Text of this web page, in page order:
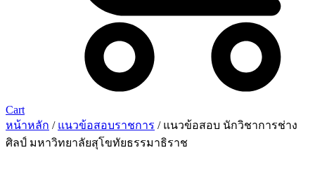
Cart
หน้าหลัก / แนวข้อสอบราชการ / แนวข้อสอบ นักวิชาการช่าง
ศิลป์ มหาวิทยาลัยสุโขทัยธรรมาธิราช